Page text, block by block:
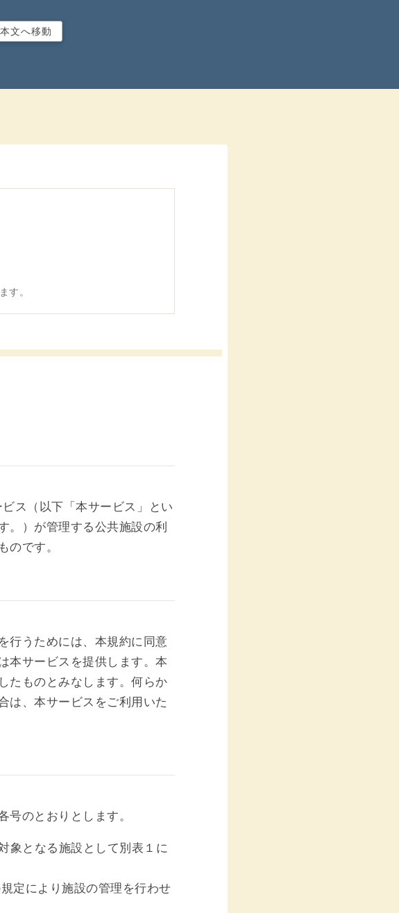
本文へ移動
す。
ス（以下「本サービス」とい
。）が管理する公共施設の利
のです。
行うためには、本規約に同意
本サービスを提供します。本
たものとみなします。何らか
は、本サービスをご利用いた
のとおりとします。
象となる施設として別表１に
定により施設の管理を行わせ